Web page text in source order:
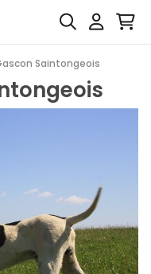
Saintongeois